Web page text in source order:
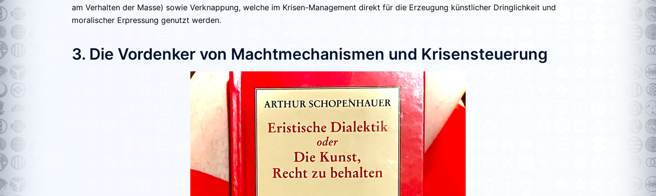
am Verhalten der Masse) sowie Verknappung, welche im Krisen-Management direkt für die Erzeugung künstlicher Dringlichkeit und
moralischer Erpressung genutzt werden.
3. Die Vordenker von Machtmechanismen und Krisensteuerung